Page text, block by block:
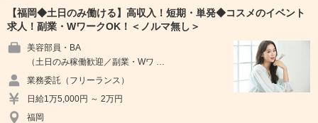
【福岡◆土日のみ働ける】高収入！短期・単発◆コスメのイベント
求人！副業・WワークOK！＜ノルマ無し＞
美容部員・BA
（土日のみ稼働歓迎／副業・Wワ …
業務委託（フリーランス）
日給1万5,000円 ～ 2万円
福岡